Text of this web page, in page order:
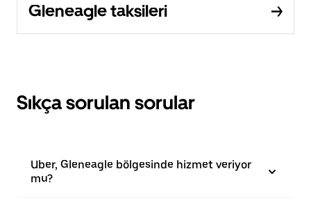
Gleneagle taksileri
Sıkça sorulan sorular
Uber, Gleneagle bölgesinde hizmet veriyor
mu?